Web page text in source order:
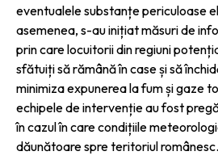
eventualele substanțe periculoase
asemenea, s-au inițiat măsuri de
prin care locuitorii din regiuni
sfătuiți să rămână în case și să
minimiza expunerea la fum și gaze
echipele de intervenție au fost
în cazul în care condițiile
dăunătoare spre teritoriul românesc.